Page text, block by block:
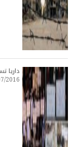
داريا
2016